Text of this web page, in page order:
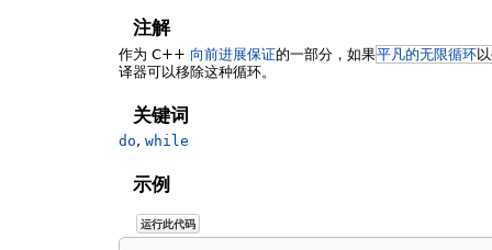
注解
作为 C++ 向前进展保证的一部分，如果平凡的无限循环
译器可以移除这种循环。
关键词
do, while
示例
运行此代码